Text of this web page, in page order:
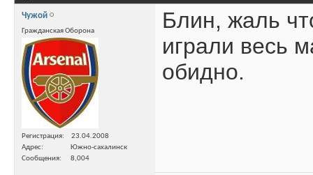
Чужой
Гражданская Оборона
Регистрация
23.04.2008
Адрес
Южно-сахалинск
Сообщения
8,004
Блин, жаль
играли весь
обидно.